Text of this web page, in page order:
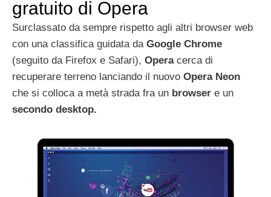
gratuito di Opera
Surclassato da sempre rispetto agli altri browser web
con una classifica guidata da Google Chrome
(seguito da Firefox e Safari), Operacerca di
recuperare terreno lanciando il nuovo Opera Neon
che si colloca a metà strada fra un browser e un
secondo desktop.